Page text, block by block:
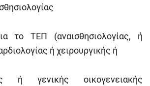
το ΤΕΠ (αναισθησιολογίας, ή
ή χειρουργικής ή
ή γενικής οικογενειακής